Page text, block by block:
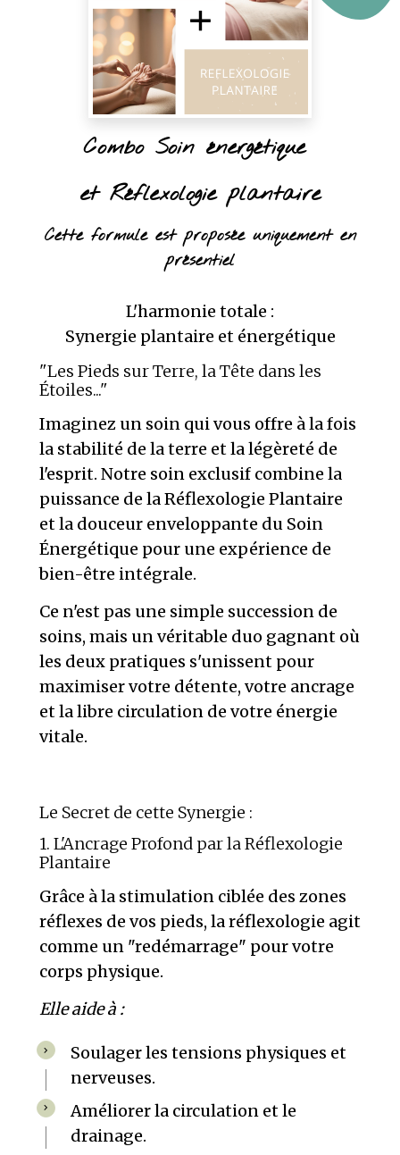
Combo Soin énergétique
et Réflexologie plantaire
Cette formule est proposée uniquement en
présentiel
L'harmonie totale :
Synergie plantaire et énergétique
"Les Pieds sur Terre, la Tête dans les
Étoiles..."
Imaginez un soin qui vous offre à la fois
la stabilité de la terre et la légèreté de
l'esprit. Notre soin exclusif combine la
puissance de la Réflexologie Plantaire
et la douceur enveloppante du Soin
Énergétique pour une expérience de
bien-être intégrale.
Ce n'est pas une simple succession de
soins, mais un véritable duo gagnant où
les deux pratiques s'unissent pour
maximiser votre détente, votre ancrage
et la libre circulation de votre énergie
vitale.
Le Secret de cette Synergie :
1. L'Ancrage Profond par la Réflexologie
Plantaire
Grâce à la stimulation ciblée des zones
réflexes de vos pieds, la réflexologie agit
comme un "redémarrage" pour votre
corps physique.
Elle aide à :
Soulager les tensions physiques et
nerveuses.
Améliorer la circulation et le
drainage.